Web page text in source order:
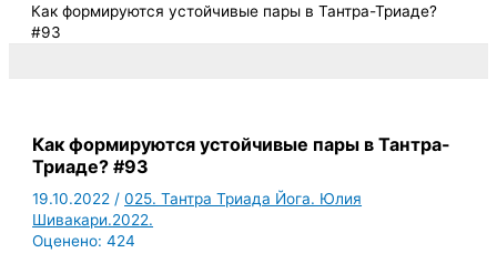
Как формируются устойчивые пары в Тантра-Триаде?
#93
Как формируются устойчивые пары в Тантра-
Триаде? #93
19.10.2022/025. Тантра Триада Йога. Юлия
Шивакари.2022.
Оценено: 424